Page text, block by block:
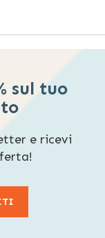
sul tuo
e ricevi